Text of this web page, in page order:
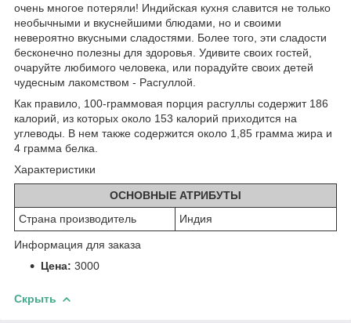
очень многое потеряли! Индийская кухня славится не только
необычными и вкуснейшими блюдами, но и своими
невероятно вкусными сладостями. Более того, эти сладости
бесконечно полезны для здоровья. Удивите своих гостей,
очаруйте любимого человека, или порадуйте своих детей
чудесным лакомством - Расгуллой.
Как правило, 100-граммовая порция расгуллы содержит 186
калорий, из которых около 153 калорий приходится на
углеводы. В нем также содержится около 1,85 грамма жира и
4 грамма белка.
Характеристики
ОСНОВНЫЕ АТРИБУТЫ
Страна производитель
Индия
Информация для заказа
Цена: 3000
Скрыть